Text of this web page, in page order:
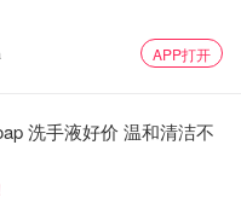
APP打开
洗手液好价 温和清洁不